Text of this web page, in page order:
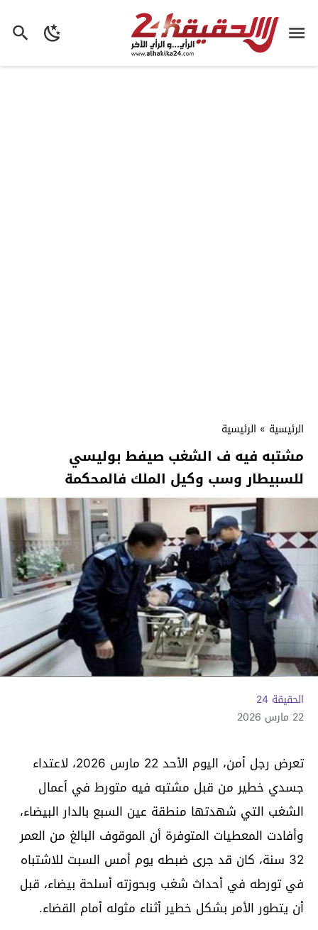
الرئيسية » الرئيسية
مشتبه فيه ف الشغب صيفط بوليسي
للسبيطار وسب وكيل الملك فالمحكمة
الحقيقة 24
22 مارس 2026
تعرض رجل أمن، اليوم الأحد 22 مارس 2026، لاعتداء
جسدي خطير من قبل مشتبه فيه متورط في أعمال
الشغب التي شهدتها منطقة عين السبع بالدار البيضاء،
وأفادت المعطيات المتوفرة أن الموقوف البالغ من العمر
32 سنة، كان قد جرى ضبطه يوم أمس السبت للاشتباه
في تورطه في أحداث شغب وبحوزته أسلحة بيضاء، قبل
أن يتطور الأمر بشكل خطير أثناء مثوله أمام القضاء.